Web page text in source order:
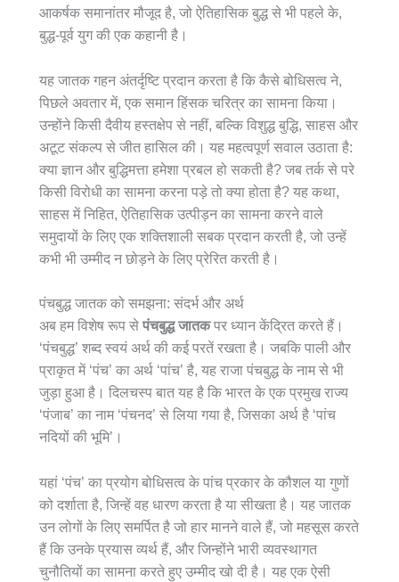
आकर्षक समानांतर मौजूद है, जो ऐतिहासिक बुद्ध से भी पहले के,
बुद्ध-पूर्व युग की एक कहानी है।
यह जातक गहन अंतर्दृष्टि प्रदान करता है कि कैसे बोधिसत्व ने,
पिछले अवतार में, एक समान हिंसक चरित्र का सामना किया।
उन्होंने किसी दैवीय हस्तक्षेप से नहीं, बल्कि विशुद्ध बुद्धि, साहस और
अटूट संकल्प से जीत हासिल की। यह महत्वपूर्ण सवाल उठाता है:
क्या ज्ञान और बुद्धिमत्ता हमेशा प्रबल हो सकती है? जब तर्क से परे
किसी विरोधी का सामना करना पड़े तो क्या होता है? यह कथा,
साहस में निहित, ऐतिहासिक उत्पीड़न का सामना करने वाले
समुदायों के लिए एक शक्तिशाली सबक प्रदान करती है, जो उन्हें
कभी भी उम्मीद न छोड़ने के लिए प्रेरित करती है।
पंचबुद्ध जातक को समझना: संदर्भ और अर्थ
अब हम विशेष रूप से पंचबुद्ध जातकपर ध्यान केंद्रित करते हैं।
‘पंचबुद्ध’ शब्द स्वयं अर्थ की कई परतें रखता है। जबकि पाली और
प्राकृत में ‘पंच’ का अर्थ ‘पांच’ है, यह राजा पंचबुद्ध के नाम से भी
जुड़ा हुआ है। दिलचस्प बात यह है कि भारत के एक प्रमुख राज्य
‘पंजाब’ का नाम ‘पंचनद’ से लिया गया है, जिसका अर्थ है ‘पांच
नदियों की भूमि’।
यहां ‘पंच’ का प्रयोग बोधिसत्व के पांच प्रकार के कौशल या गुणों
को दर्शाता है, जिन्हें वह धारण करता है या सीखता है। यह जातक
उन लोगों के लिए समर्पित है जो हार मानने वाले हैं, जो महसूस करते
हैं कि उनके प्रयास व्यर्थ हैं, और जिन्होंने भारी व्यवस्थागत
चुनौतियों का सामना करते हुए उम्मीद खो दी है। यह एक ऐसी